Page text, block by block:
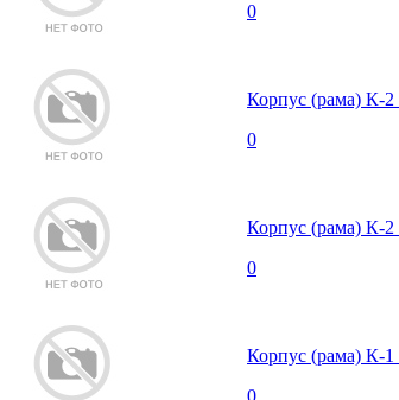
0
Корпус (рама) К-2
0
Корпус (рама) К-2
0
Корпус (рама) К-1